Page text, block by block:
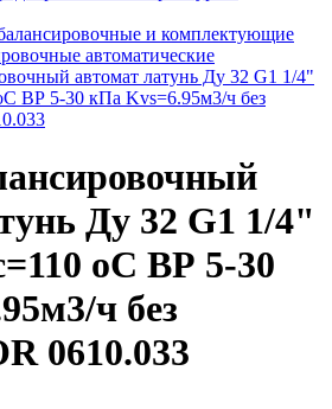
и комплектующие
автоматические
автомат латунь Ду 32 G1 1/4"
ВР 5-30 кПа Kvs=6.95м3/ч без
Ду 32 G1 1/4"
оС ВР 5-30
ч без
0610.033